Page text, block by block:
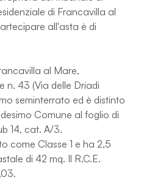
di Francavilla al
all'asta è di
al Mare,
n. 43 (Via delle Driadi
seminterrato ed è distinto
Comune al foglio di
14, cat. A/3.
come Classe 1 e ha 2,5
di 42 mq. Il R.C.E.